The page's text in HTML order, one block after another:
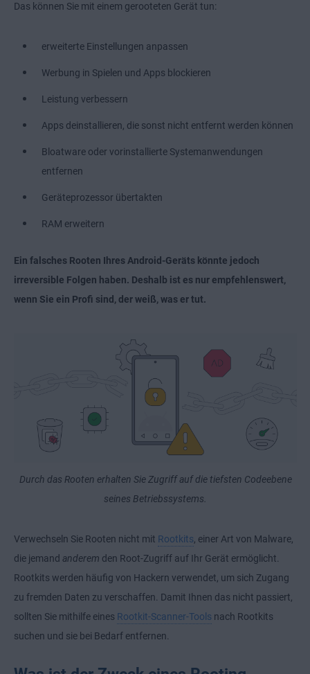
Das können Sie mit einem gerooteten Gerät tun:
erweiterte Einstellungen anpassen
Werbung in Spielen und Apps blockieren
Leistung verbessern
Apps deinstallieren, die sonst nicht entfernt werden können
Bloatware oder vorinstallierte Systemanwendungen
entfernen
Geräteprozessor übertakten
RAM erweitern
Ein falsches Rooten Ihres Android-Geräts könnte jedoch
irreversible Folgen haben. Deshalb ist es nur empfehlenswert,
wenn Sie ein Profi sind, der weiß, was er tut.
Durch das Rooten erhalten Sie Zugriff auf die tiefsten Codeebene
seines Betriebssystems.
Verwechseln Sie Rooten nicht mit Rootkits , einer Art von Malware,
die jemand anderem den Root-Zugriff auf Ihr Gerät ermöglicht.
Rootkits werden häufig von Hackern verwendet, um sich Zugang
zu fremden Daten zu verschaffen. Damit Ihnen das nicht passiert,
sollten Sie mithilfe eines Rootkit-Scanner-Tools nach Rootkits
suchen und sie bei Bedarf entfernen.